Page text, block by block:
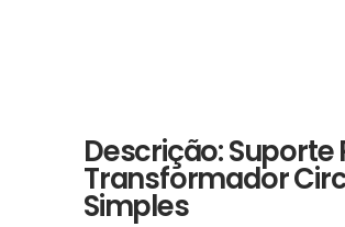
Descrição: Suporte
Transformador
Simples